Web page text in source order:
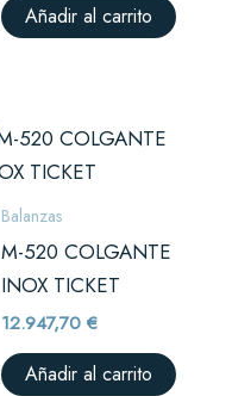
Añadir al carrito
Balanzas
M-520 COLGANTE
INOX TICKET
12.947,70€
Añadir al carrito